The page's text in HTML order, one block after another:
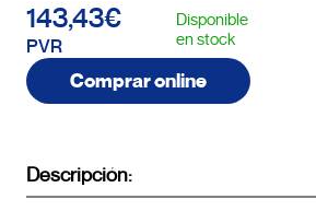
143,43€
PVR
Disponible
en stock
Comprar online
Descripción: